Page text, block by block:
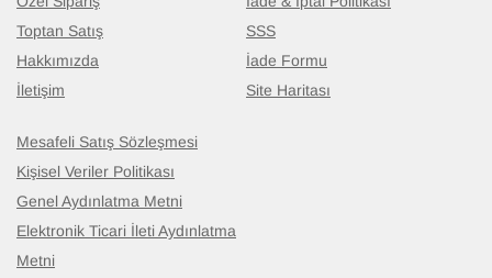
Toptan Satış
Hakkımızda
İletişim
SSS
İade Formu
Site Haritası
Mesafeli Satış Sözleşmesi
Kişisel Veriler Politikası
Genel Aydınlatma Metni
Elektronik Ticari İleti Aydınlatma
Metni